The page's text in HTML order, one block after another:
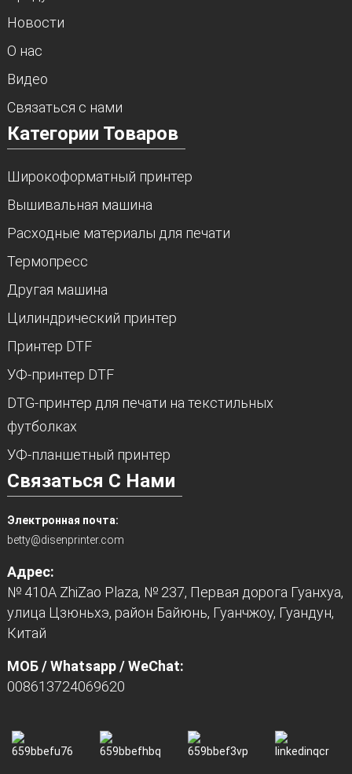
Новости
О нас
Видео
Связаться с нами
Категории Товаров
Широкоформатный принтер
Вышивальная машина
Расходные материалы для печати
Термопресс
Другая машина
Цилиндрический принтер
Принтер DTF
УФ-принтер DTF
DTG-принтер для печати на текстильных
футболках
УФ-планшетный принтер
Связаться С Нами
Электронная почта:
betty@disenprinter.com
Адрес:
№ 410A ZhiZao Plaza, № 237, Первая дорога Гуанхуа,
улица Цзюньхэ, район Байюнь, Гуанчжоу, Гуандун,
Китай
МОБ / Whatsapp / WeChat:
008613724069620